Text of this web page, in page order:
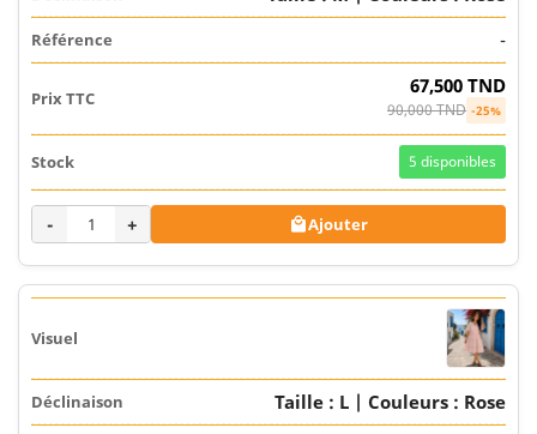
-
67,500 TND
90,000 TND -25%
5 disponibles
- + Ajouter
Taille : L | Couleurs : Rose